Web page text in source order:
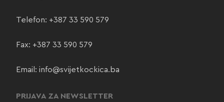
Telefon: +387 33 590 579
Fax: +387 33 590 579
Email: info@svijetkockica.ba
PRIJAVA ZA NEWSLETTER